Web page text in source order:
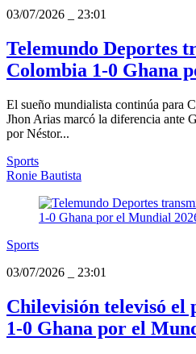
03/07/2026
23:01
Telemundo Deportes
Colombia 1-0 Ghana
El sueño mundialista continúa para
Jhon Arias marcó la diferencia ante
por Néstor...
Sports
Ronie Bautista
Sports
03/07/2026
23:01
Chilevisión televisó el
1-0 Ghana por el